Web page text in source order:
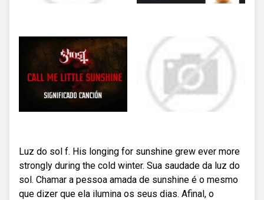
Luz do sol f. His longing for sunshine grew ever more
strongly during the cold winter. Sua saudade da luz do
sol. Chamar a pessoa amada de sunshine é o mesmo
que dizer que ela ilumina os seus dias. Afinal, o